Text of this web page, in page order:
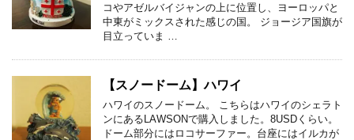
コやアゼルバイジャンの上に位置し、ヨーロッパと
中東がミックスされた感じの国。 ジョージア国旗が
目立っていま …
【スノードーム】ハワイ
ハワイのスノードーム。 こちらはハワイのシェラト
ンにあるLAWSONで購入しました。8USDくらい。
ドーム部分にはロコサーファー。台座にはイルカが